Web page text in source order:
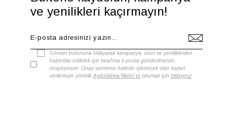
ve yenilikleri kaçırmayın!
Gönder butonuna tıklayarak kampanya, ürün ve yeniliklerden
haberdar edilmek için tarafıma e-posta gönderilmesini
onaylıyorum. Onay vermeniz halinde işlenecek olan kişisel
verilerinize yönelik Aydınlatma Metni'ni okumak için tıklayınız